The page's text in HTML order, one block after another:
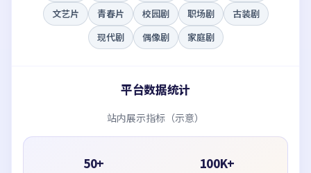
文艺片
青春片 校园剧 职场剧
古装剧
现代剧
偶像剧 家庭剧
平台数据统计
站内展示指标（示意）
50+ 100K+